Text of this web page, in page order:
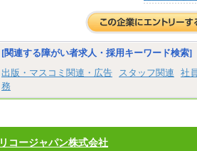
[関連する障がい者求人・採用キーワード検索]
出版・マスコミ関連・広告
スタッフ関連 社
務
リコージャパン株式会社